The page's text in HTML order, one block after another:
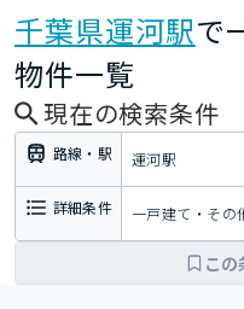
千葉県運河駅で
物件一覧
現在の検索条件
路線・駅 運河駅
詳細条件 一戸建て・その
この